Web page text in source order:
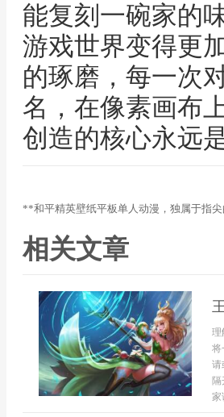
能复刻一碗家的
游戏世界变得更
的琢磨，每一次
名，在像素画布
创造的核心永远
**和平精英壁纸平板单人动漫，独属于指
相关文章
理
将
请
家